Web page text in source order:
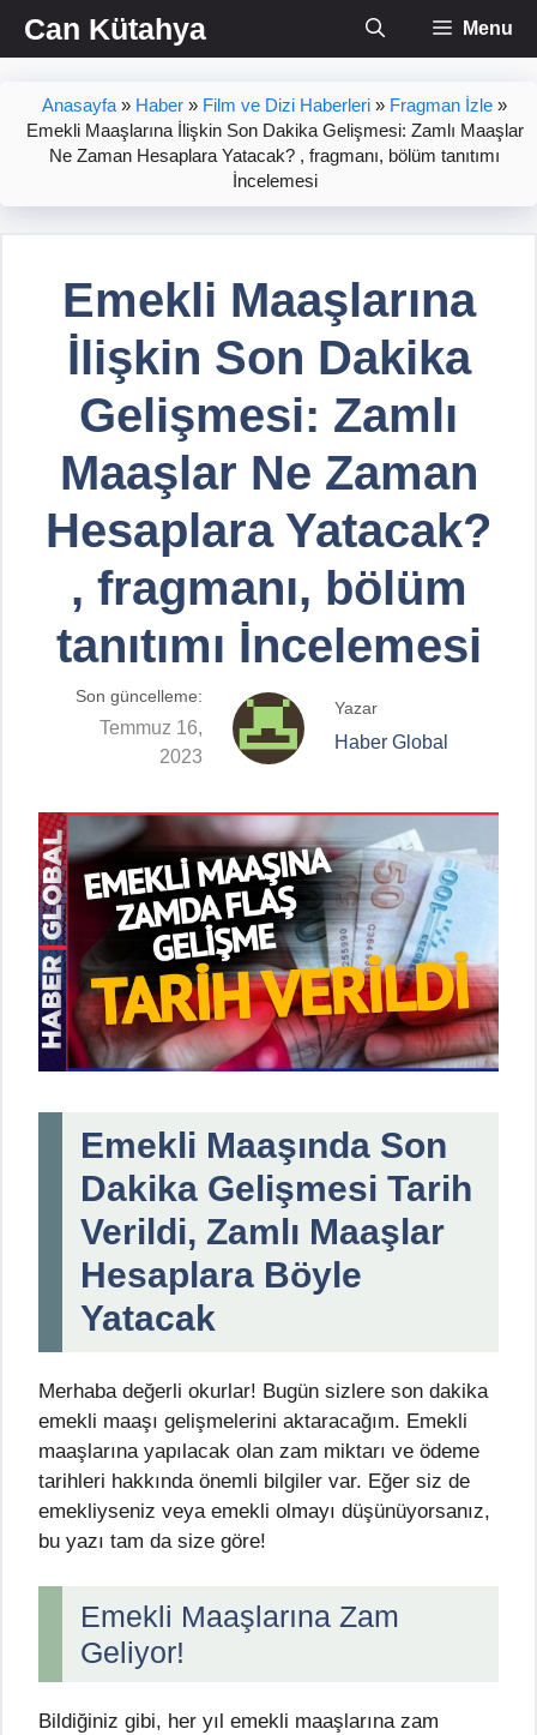
İçeriğe
atlaCan Kütahya Menu
Anasayfa » Haber » Film ve Dizi Haberleri » Fragman İzle »
Emekli Maaşlarına İlişkin Son Dakika Gelişmesi: Zamlı Maaşlar
Ne Zaman Hesaplara Yatacak? , fragmanı, bölüm tanıtımı
İncelemesi
Emekli Maaşlarına
İlişkin Son Dakika
Gelişmesi: Zamlı
Maaşlar Ne Zaman
Hesaplara Yatacak?
, fragmanı, bölüm
tanıtımı İncelemesi
Son güncelleme:
Temmuz 16,
2023
Yazar
Haber Global
Emekli Maaşında Son
Dakika Gelişmesi Tarih
Verildi, Zamlı Maaşlar
Hesaplara Böyle
Yatacak
Merhaba değerli okurlar! Bugün sizlere son dakika
emekli maaşı gelişmelerini aktaracağım. Emekli
maaşlarına yapılacak olan zam miktarı ve ödeme
tarihleri hakkında önemli bilgiler var. Eğer siz de
emekliyseniz veya emekli olmayı düşünüyorsanız,
bu yazı tam da size göre!
Emekli Maaşlarına Zam
Geliyor!
Bildiğiniz gibi, her yıl emekli maaşlarına zam